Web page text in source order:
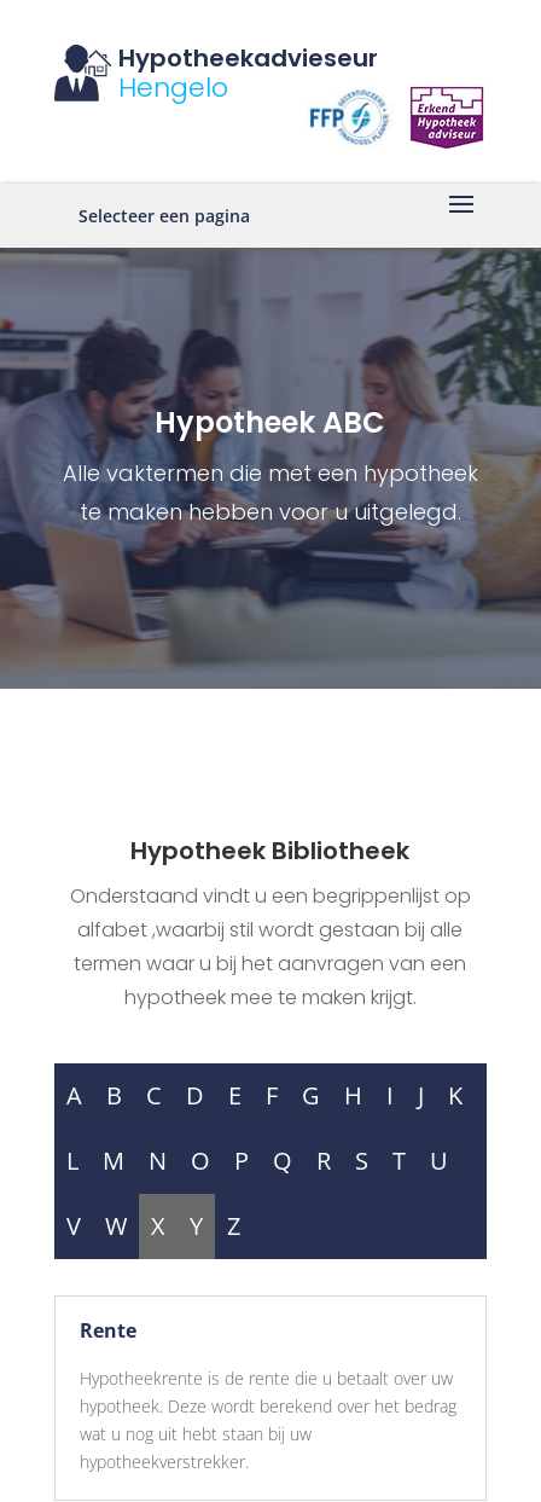
Hypotheekadvieseur
Hengelo
Selecteer een pagina
Hypotheek ABC
Alle vaktermen die met een hypotheek
te maken hebben voor u uitgelegd.
Hypotheek Bibliotheek
Onderstaand vindt u een begrippenlijst op
alfabet ,waarbij stil wordt gestaan bij alle
termen waar u bij het aanvragen van een
hypotheek mee te maken krijgt.
A B C D E F G H I J
K
L
M N O P Q R S T
U
V
W X Y Z
Rente
Hypotheekrente is de rente die u betaalt over uw
hypotheek. Deze wordt berekend over het bedrag
wat u nog uit hebt staan bij uw
hypotheekverstrekker.